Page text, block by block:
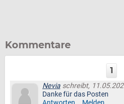
Kommentare
1
Nevia schreibt,
Danke für das Posten